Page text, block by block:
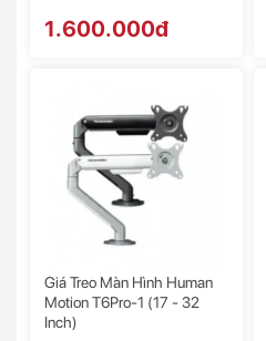
1.600.000đ
Giá Treo Màn Hình Human
Motion T6Pro-1 (17 - 32
Inch)